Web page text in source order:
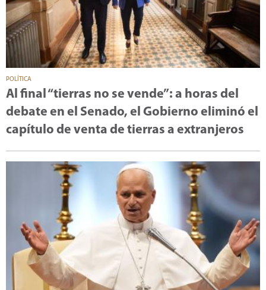
POLÍTICA
Al final “tierras no se vende”: a horas del
debate en el Senado, el Gobierno eliminó el
capítulo de venta de tierras a extranjeros